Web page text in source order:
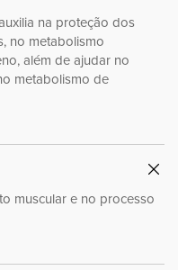
na proteção dos
no metabolismo
além de ajudar no
metabolismo de
muscular e no processo